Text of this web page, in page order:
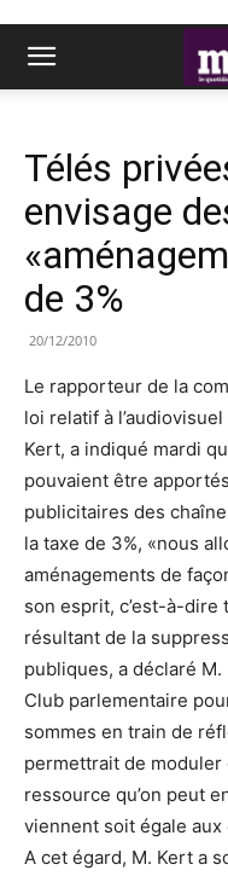
Télés
envisage
de 3%
20/12/2010
Le rapporteur de la
loi relatif à
Kert, a indiqué mardi
pouvaient être
publicitaires des
la taxe de 3%, «nous
aménagements de
son esprit, c’est-à-dire
résultant de la
publiques, a déclaré M.
Club parlementaire
sommes en train de
permettrait de moduler
ressource qu’on peut
viennent soit égale
A cet égard, M. Kert a